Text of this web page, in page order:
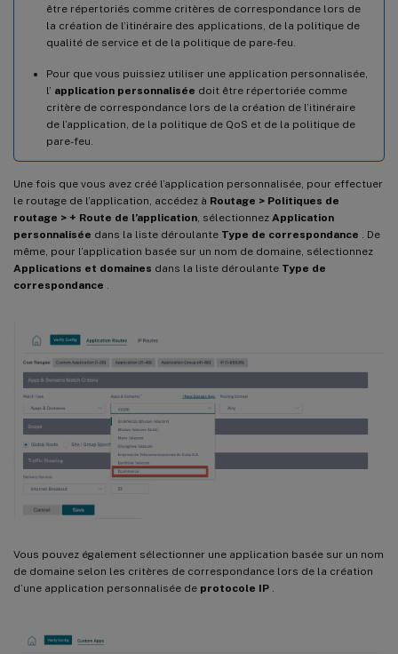
être répertoriés comme critères de correspondance lors de
la création de l’itinéraire des applications, de la politique de
qualité de service et de la politique de pare-feu.
Pour que vous puissiez utiliser une application personnalisée,
l’ application personnalisée doit être répertoriée comme
critère de correspondance lors de la création de l’itinéraire
de l’application, de la politique de QoS et de la politique de
pare-feu.
Une fois que vous avez créé l’application personnalisée, pour effectuer
le routage de l’application, accédez à Routage > Politiques de
routage > + Route de l’application, sélectionnez Application
personnalisée dans la liste déroulante Type de correspondance . De
même, pour l’application basée sur un nom de domaine, sélectionnez
Applications et domaines dans la liste déroulante Type de
correspondance .
Vous pouvez également sélectionner une application basée sur un nom
de domaine selon les critères de correspondance lors de la création
d’une application personnalisée de protocole IP .